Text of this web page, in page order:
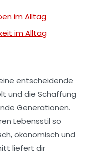
im Alltag
im Alltag
entscheidende
und die Schaffung
Generationen.
Lebensstil so
,ökonomisch und
liefert dir